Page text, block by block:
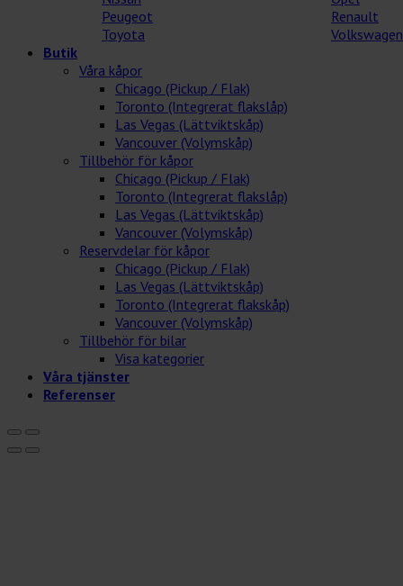
Peugeot
Renault
Toyota
Volkswagen
Butik
Våra kåpor
Chicago (Pickup / Flak)
Toronto (Integrerat flakslåp)
Las Vegas (Lättviktskåp)
Vancouver (Volymskåp)
Tillbehör för kåpor
Chicago (Pickup / Flak)
Toronto (Integrerat flakslåp)
Las Vegas (Lättviktskåp)
Vancouver (Volymskåp)
Reservdelar för kåpor
Chicago (Pickup / Flak)
Las Vegas (Lättviktskåp)
Toronto (Integrerat flakskåp)
Vancouver (Volymskåp)
Tillbehör för bilar
Visa kategorier
Våra tjänster
Referenser